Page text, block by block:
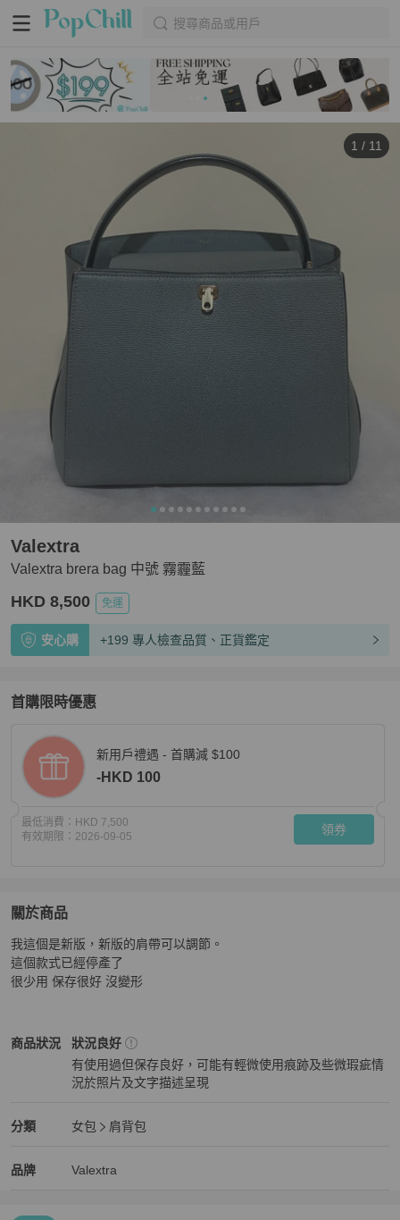
搜尋商品或用戶
1 / 11
Valextra brera bag 中號 霧霾藍
Valextra
HKD 8,500 免運
安心購 +199 專人檢查品質、正貨鑑定
首購限時優惠
新用戶禮遇 - 首購減 $100
-HKD 100
最低消費： HKD 7,500
有效期限： 2026-09-05 領券
關於商品
關於Valextra brera bag 中號 霧霾藍
我這個是新版，新版的肩帶可以調節。
這個款式已經停產了
很少用 保存很好 沒變形
商品狀況
Valextra女包商品狀態與細節
狀況良好
有使用過但保存良好，可能有輕微使用痕跡及些微瑕疵情
況於照片及文字描述呈現
分類
Valextra 女包分類資訊
女包
肩背包
品牌
Valextra 精品女包品牌介紹
Valextra
Valextra 推薦清單